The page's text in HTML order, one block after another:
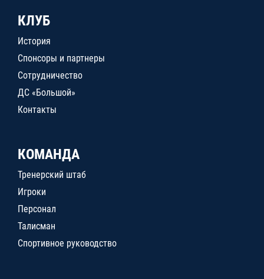
КЛУБ
История
Спонсоры и партнеры
Сотрудничество
ДС «Большой»
Контакты
КОМАНДА
Тренерский штаб
Игроки
Персонал
Талисман
Спортивное руководство